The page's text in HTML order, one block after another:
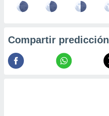
Compartir predicción